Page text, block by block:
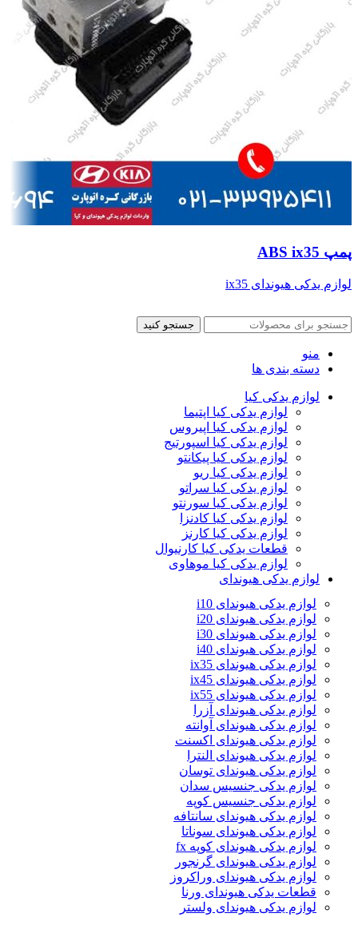
پمپ ABS ix35
لوازم یدکی هیوندای ix35
جستجو کنید
منو
دسته بندی ها
لوازم یدکی کیا
لوازم یدکی کیا اپتیما
لوازم یدکی کیا اپیروس
لوازم یدکی کیا اسپورتیج
لوازم یدکی کیا پیکانتو
لوازم یدکی کیا ریو
لوازم یدکی کیا سراتو
لوازم یدکی کیا سورنتو
لوازم یدکی کیا کادنزا
لوازم یدکی کیا کارنز
قطعات یدکی کیا کارنیوال
لوازم یدکی کیا موهاوی
لوازم یدکی هیوندای
لوازم یدکی هیوندای i10
لوازم یدکی هیوندای i20
لوازم یدکی هیوندای i30
لوازم یدکی هیوندای i40
لوازم یدکی هیوندای ix35
لوازم یدکی هیوندای ix45
لوازم یدکی هیوندای ix55
لوازم یدکی هیوندای آزرا
لوازم یدکی هیوندای آوانته
لوازم یدکی هیوندای اکسنت
لوازم یدکی هیوندای النترا
لوازم یدکی هیوندای توسان
لوازم یدکی جنسیس سدان
لوازم یدکی جنسیس کوپه
لوازم یدکی هیوندای سانتافه
لوازم یدکی هیوندای سوناتا
لوازم یدکی هیوندای کوپه fx
لوازم یدکی هیوندای گرنجور
لوازم یدکی هیوندای وراکروز
قطعات یدکی هیوندای ورنا
لوازم یدکی هیوندای ولستر